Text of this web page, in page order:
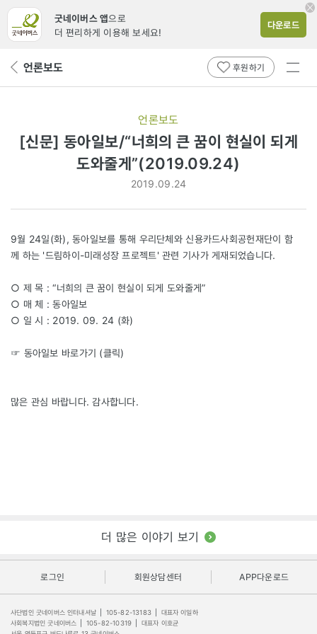
굿네이버스 앱으로
더 편리하게 이용해 보세요!
다운로드
뒤 언론보도 후원하기
전체
언론보도
[신문] 동아일보/“너희의 큰 꿈이 현실이 되게
도와줄게”(2019.09.24)
2019.09.24
9월 24일(화), 동아일보를 통해 우리단체와 신용카드사회공헌재단이 함
께 하는 '드림하이-미래성장 프로젝트' 관련 기사가 게재되었습니다.
○ 제 목 : “너희의 큰 꿈이 현실이 되게 도와줄게”
○ 매 체 : 동아일보
○ 일 시 : 2019. 09. 24 (화)
☞ 동아일보 바로가기 (클릭)
많은 관심 바랍니다. 감사합니다.
더 많은 이야기 보기
로그인 회원상담센터 APP다운로드
사단법인 굿네이버스 인터내셔날 105-82-13183
대표자 이일하
사회복지법인 굿네이버스
105-82-10319
대표자 이호균